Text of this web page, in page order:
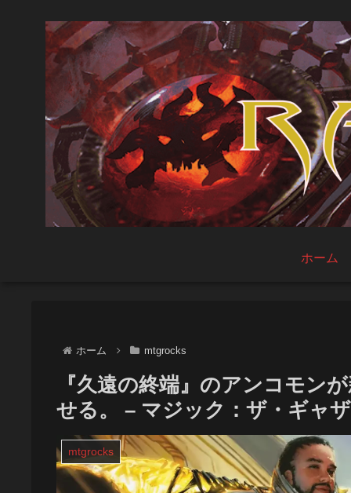
ホーム
ホーム mtgrocks
『久遠の終端』のアンコモン
せる。 – マジック：ザ・ギャ
mtgrocks